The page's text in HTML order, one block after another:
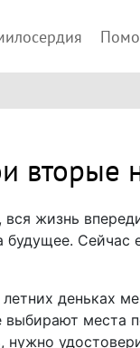
вторые
вся жизнь
Сейчас
деньках
места